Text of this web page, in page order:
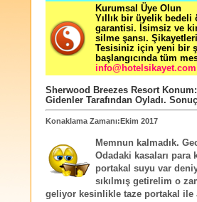
Kurumsal Üye Olun
Yıllık bir üyelik bedeli
garantisi. İsimsiz ve
silme şansı.
Tesisiniz için yeni bir
başlangıcında tüm
info@hotelsikayet.com
Sherwood Breezes ResortKonum:
Gidenler Tarafından Oyladı.
Konaklama Zamanı:Ekim 2017
Memnun kalmadık.
Odadaki kasaları para
portakal suyu var
sıkılmış getirelim o
geliyor kesinlikle taze portakal ile